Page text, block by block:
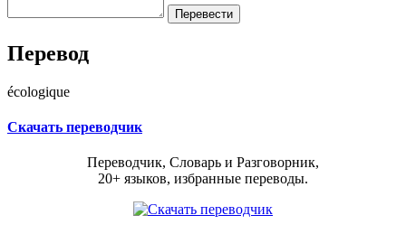
Перевод
écologique
Скачать переводчик
Переводчик, Словарь и Разговорник,
20+ языков, избранные переводы.